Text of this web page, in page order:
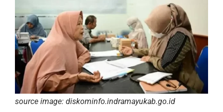
source image: diskominfo.indramayukab.go.id